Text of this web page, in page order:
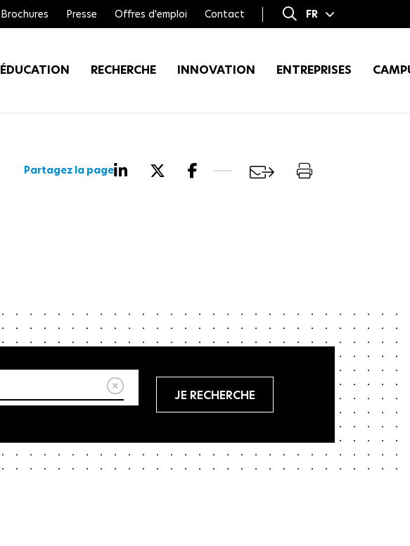
Brochures Presse Offres d'emploi Contact FR
ÉDUCATION RECHERCHE INNOVATION ENTREPRISES
Partagez la page
Réinitialiser